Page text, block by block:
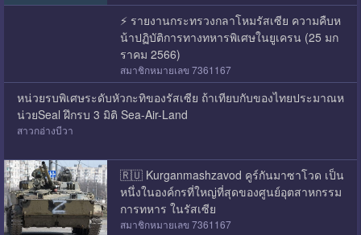
⚡ รายงานกระทรวงกลาโหมรัสเซีย ความคืบห
น้าปฏิบัติการทางทหารพิเศษในยูเครน (25 มก
ราคม 2566)
สมาชิกหมายเลข 7361167
หน่วยรบพิเศษระดับหัวกะทิของรัสเซีย ถ้าเทียบกับของไทยประมาณห
น่วยSeal ฝึกรบ 3 มิติ Sea-Air-Land
สาวกอ่างบีวา
🇷🇺 Kurganmashzavod คูร์กันมาซาโวด เป็น
หนึ่งในองค์กรที่ใหญ่ที่สุดของศูนย์อุตสาหกรรม
การทหาร ในรัสเซีย
สมาชิกหมายเลข 7361167